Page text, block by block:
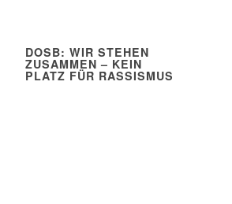
DOSB: WIR STEHEN
ZUSAMMEN – KEIN
PLATZ FÜR RASSISMUS